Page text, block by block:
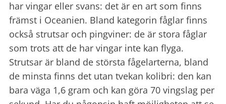
har vingar eller svans: det är en art som finns
främst i Oceanien. Bland kategorin fåglar finns
också strutsar och pingviner: de är stora fåglar
som trots att de har vingar inte kan flyga.
Strutsar är bland de största fågelarterna, bland
de minsta finns det utan tvekan kolibri: den kan
bara väga 1,6 gram och kan göra 70 vingslag per